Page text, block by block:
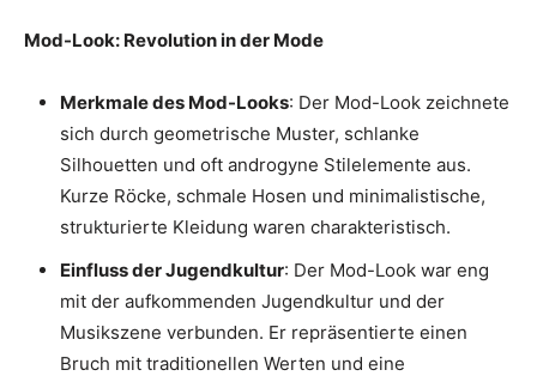
Mod-Look: Revolution in der Mode
Merkmale des Mod-Looks: Der Mod-Look zeichnete
sich durch geometrische Muster, schlanke
Silhouetten und oft androgyne Stilelemente aus.
Kurze Röcke, schmale Hosen und minimalistische,
strukturierte Kleidung waren charakteristisch.
Einfluss der Jugendkultur: Der Mod-Look war eng
mit der aufkommenden Jugendkultur und der
Musikszene verbunden. Er repräsentierte einen
Bruch mit traditionellen Werten und eine